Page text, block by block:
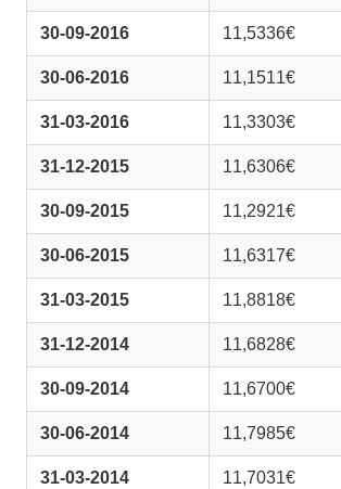
30-09-2016 11,5336€
30-06-2016 11,1511€
31-03-2016 11,3303€
31-12-2015 11,6306€
30-09-2015 11,2921€
30-06-2015 11,6317€
31-03-2015 11,8818€
31-12-2014 11,6828€
30-09-2014 11,6700€
30-06-2014 11,7985€
31-03-2014 11,7031€